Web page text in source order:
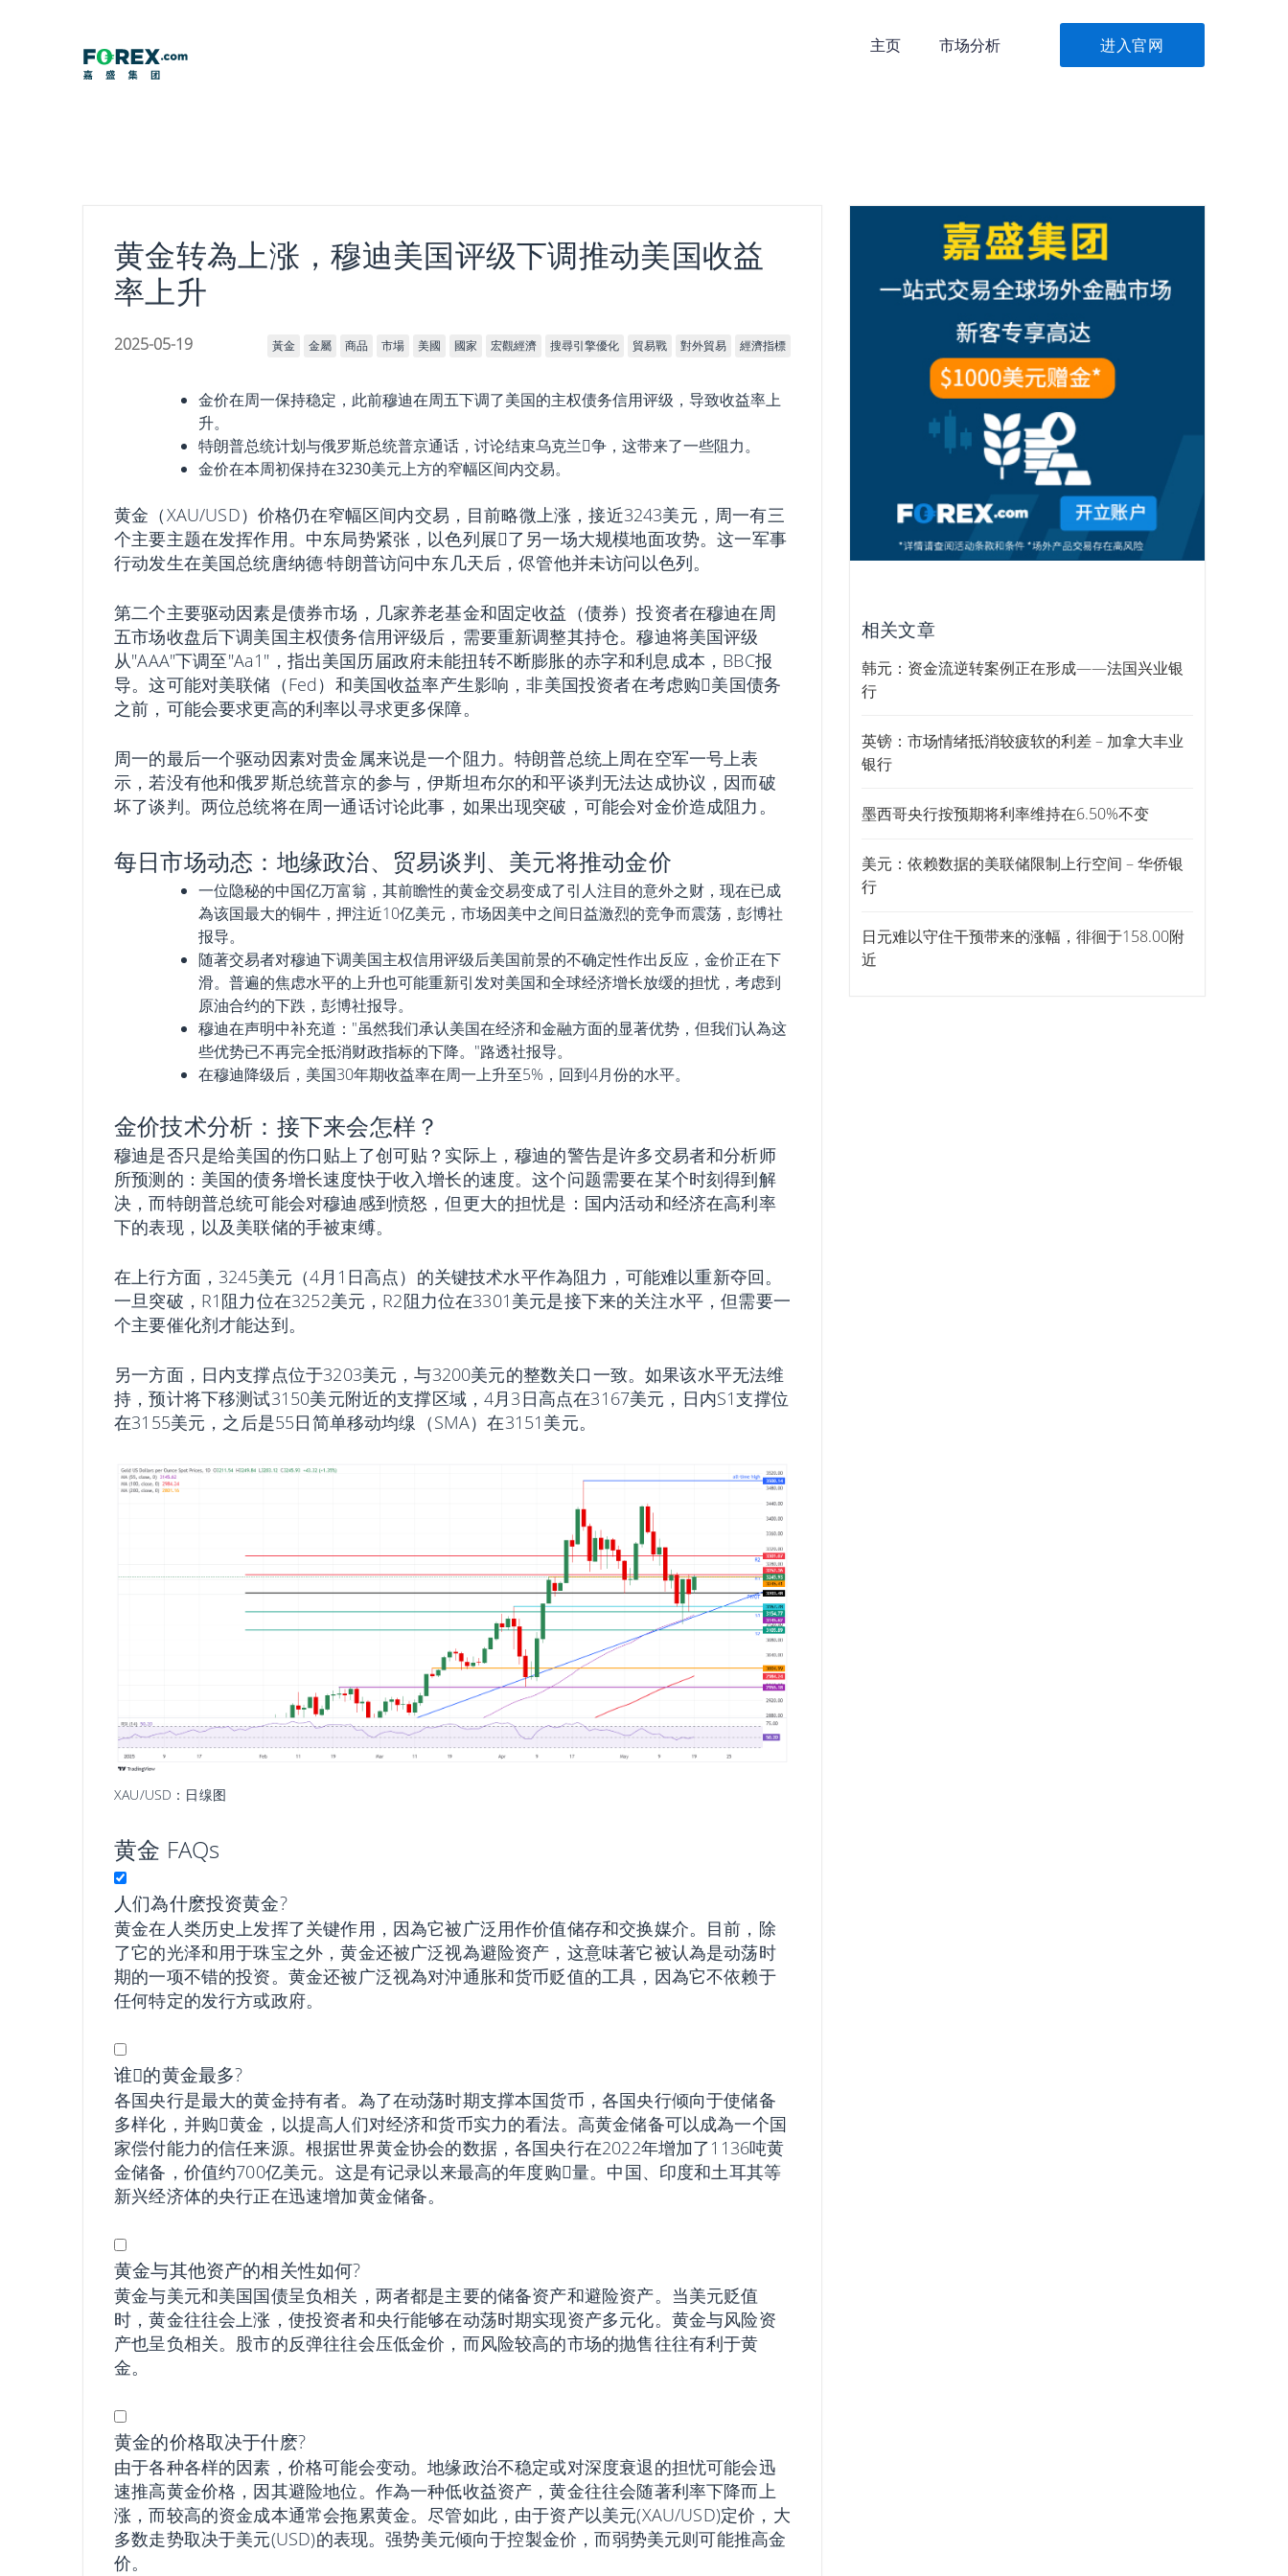
主页 市场分析 进入官网
黄金转為上涨，穆迪美国评级下调推动美国收益
率上升
2025-05-19 黃金 金屬 商品 市場 美國 國家 宏觀經濟 搜尋引擎優化 貿易戰 對外貿易 經濟指標
金价在周一保持稳定，此前穆迪在周五下调了美国的主权债务信用评级，导致收益率上
升。
特朗普总统计划与俄罗斯总统普京通话，讨论结束乌克兰𢧐争，这带来了一些阻力。
金价在本周初保持在3230美元上方的窄幅区间内交易。
黄金（XAU/USD）价格仍在窄幅区间内交易，目前略微上涨，接近3243美元，周一有三
个主要主题在发挥作用。中东局势紧张，以色列展𫔭了另一场大规模地面攻势。这一军事
行动发生在美国总统唐纳德·特朗普访问中东几天后，侭管他并未访问以色列。
第二个主要驱动因素是债券市场，几家养老基金和固定收益（债券）投资者在穆迪在周
五市场收盘后下调美国主权债务信用评级后，需要重新调整其持仓。穆迪将美国评级
从"AAA"下调至"Aa1"，指出美国历届政府未能扭转不断膨胀的赤字和利息成本，BBC报
导。这可能对美联储（Fed）和美国收益率产生影响，非美国投资者在考虑购𧹒美国债务
之前，可能会要求更高的利率以寻求更多保障。
周一的最后一个驱动因素对贵金属来说是一个阻力。特朗普总统上周在空军一号上表
示，若没有他和俄罗斯总统普京的参与，伊斯坦布尔的和平谈判无法达成协议，因而破
坏了谈判。两位总统将在周一通话讨论此事，如果出现突破，可能会对金价造成阻力。
每日市场动态：地缘政治、贸易谈判、美元将推动金价
一位隐秘的中国亿万富翁，其前瞻性的黄金交易变成了引人注目的意外之财，现在已成
為该国最大的铜牛，押注近10亿美元，市场因美中之间日益激烈的竞争而震荡，彭博社
报导。
随著交易者对穆迪下调美国主权信用评级后美国前景的不确定性作出反应，金价正在下
滑。普遍的焦虑水平的上升也可能重新引发对美国和全球经济增长放缓的担忧，考虑到
原油合约的下跌，彭博社报导。
穆迪在声明中补充道："虽然我们承认美国在经济和金融方面的显著优势，但我们认為这
些优势已不再完全抵消财政指标的下降。"路透社报导。
在穆迪降级后，美国30年期收益率在周一上升至5%，回到4月份的水平。
金价技术分析：接下来会怎样？
穆迪是否只是给美国的伤口贴上了创可贴？实际上，穆迪的警告是许多交易者和分析师
所预测的：美国的债务增长速度快于收入增长的速度。这个问题需要在某个时刻得到解
决，而特朗普总统可能会对穆迪感到愤怒，但更大的担忧是：国内活动和经济在高利率
下的表现，以及美联储的手被束缚。
在上行方面，3245美元（4月1日高点）的关键技术水平作為阻力，可能难以重新夺回。
一旦突破，R1阻力位在3252美元，R2阻力位在3301美元是接下来的关注水平，但需要一
个主要催化剂才能达到。
另一方面，日内支撑点位于3203美元，与3200美元的整数关口一致。如果该水平无法维
持，预计将下移测试3150美元附近的支撑区域，4月3日高点在3167美元，日内S1支撑位
在3155美元，之后是55日简单移动均缐（SMA）在3151美元。
XAU/USD：日缐图
黄金 FAQs
人们為什麽投资黄金?
黄金在人类历史上发挥了关键作用，因為它被广泛用作价值储存和交换媒介。目前，除
了它的光泽和用于珠宝之外，黄金还被广泛视為避险资产，这意味著它被认為是动荡时
期的一项不错的投资。黄金还被广泛视為对沖通胀和货币贬值的工具，因為它不依赖于
任何特定的发行方或政府。
谁𧹒的黄金最多?
各国央行是最大的黄金持有者。為了在动荡时期支撑本国货币，各国央行倾向于使储备
多样化，并购𧹒黄金，以提高人们对经济和货币实力的看法。高黄金储备可以成為一个国
家偿付能力的信任来源。根据世界黄金协会的数据，各国央行在2022年增加了1136吨黄
金储备，价值约700亿美元。这是有记录以来最高的年度购𧹒量。中国、印度和土耳其等
新兴经济体的央行正在迅速增加黄金储备。
黄金与其他资产的相关性如何?
黄金与美元和美国国债呈负相关，两者都是主要的储备资产和避险资产。当美元贬值
时，黄金往往会上涨，使投资者和央行能够在动荡时期实现资产多元化。黄金与风险资
产也呈负相关。股市的反弹往往会压低金价，而风险较高的市场的抛售往往有利于黄
金。
黄金的价格取决于什麽?
由于各种各样的因素，价格可能会变动。地缘政治不稳定或对深度衰退的担忧可能会迅
速推高黄金价格，因其避险地位。作為一种低收益资产，黄金往往会随著利率下降而上
涨，而较高的资金成本通常会拖累黄金。尽管如此，由于资产以美元(XAU/USD)定价，大
多数走势取决于美元(USD)的表现。强势美元倾向于控製金价，而弱势美元则可能推高金
价。
相关文章
韩元：资金流逆转案例正在形成——法国兴业银
行
英镑：市场情绪抵消较疲软的利差 – 加拿大丰业
银行
墨西哥央行按预期将利率维持在6.50%不变
美元：依赖数据的美联储限制上行空间 – 华侨银
行
日元难以守住干预带来的涨幅，徘徊于158.00附
近